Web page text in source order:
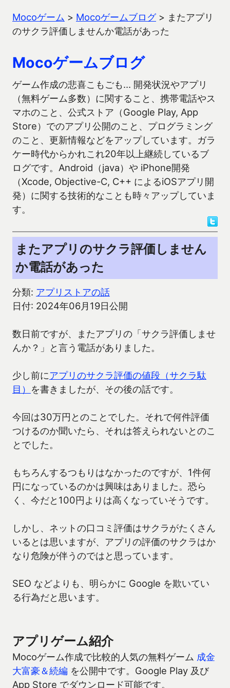
Mocoゲーム > Mocoゲームブログ> またアプリ
のサクラ評価しませんか電話があった
Mocoゲームブログ
ゲーム作成の悲喜こもごも… 開発状況やアプリ
（無料ゲーム多数）に関すること、携帯電話やス
マホのこと、公式ストア（Google Play, App
Store）でのアプリ公開のこと、プログラミング
のこと、更新情報などをアップしています。ガラ
ケー時代からかれこれ20年以上継続しているブ
ログです。Android（java）や iPhone開発
（Xcode, Objective-C, C++ によるiOSアプリ開
発）に関する技術的なことも時々アップしていま
す。
またアプリのサクラ評価しません
か電話があった
分類: アプリストアの話
日付: 2024年06月19日公開
数日前ですが、またアプリの「サクラ評価しませ
んか？」と言う電話がありました。
少し前にアプリのサクラ評価の値段（サクラ駄
目） を書きましたが、その後の話です。
今回は30万円とのことでした。それで何件評価
つけるのか聞いたら、それは答えられないとのこ
とでした。
もちろんするつもりはなかったのですが、1件何
円になっているのかは興味はありました。恐ら
く、今だと100円よりは高くなっていそうです。
しかし、ネットの口コミ評価はサクラがたくさん
いるとは思いますが、アプリの評価のサクラはか
なり危険が伴うのではと思っています。
SEO などよりも、明らかに Google を欺いてい
る行為だと思います。
アプリゲーム紹介
Mocoゲーム作成で比較的人気の無料ゲーム 成金
大富豪＆続編 を公開中です。Google Play 及び
App Store でダウンロード可能です。